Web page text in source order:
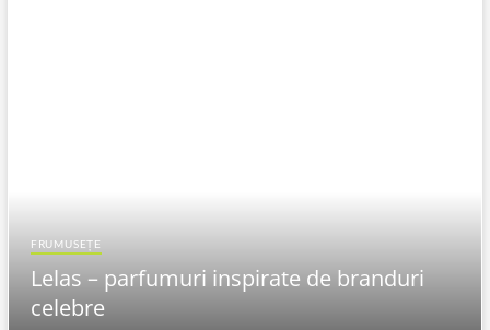
FRUMUSEȚE
Lelas – parfumuri inspirate de branduri
celebre